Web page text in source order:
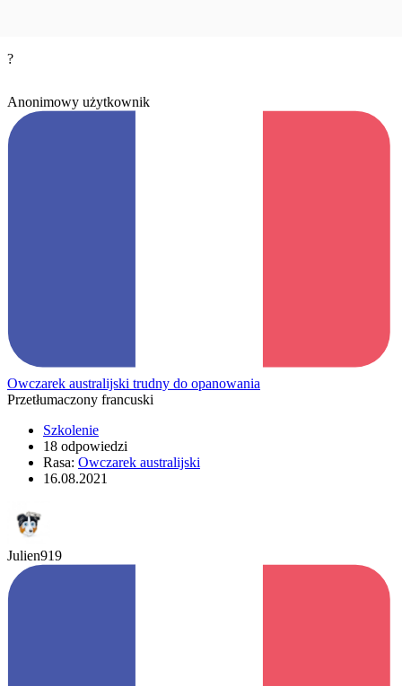
?
Anonimowy użytkownik
Owczarek australijski trudny do opanowania
Przetłumaczony francuski
Szkolenie
18 odpowiedzi
Rasa: Owczarek australijski
16.08.2021
Julien919